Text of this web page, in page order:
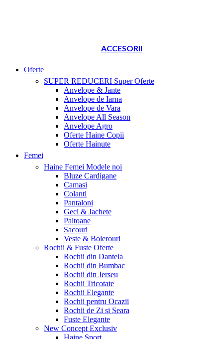
ACCESORII
Oferte
SUPER REDUCERI Super Oferte
Anvelope & Jante
Anvelope de Iarna
Anvelope de Vara
Anvelope All Season
Anvelope Agro
Oferte Haine Copii
Oferte Hainute
Femei
Haine Femei Modele noi
Bluze Cardigane
Camasi
Colanti
Pantaloni
Geci & Jachete
Paltoane
Sacouri
Veste & Bolerouri
Rochii & Fuste Oferte
Rochii din Dantela
Rochii din Bumbac
Rochii din Jerseu
Rochii Tricotate
Rochii Elegante
Rochii pentru Ocazii
Rochii de Zi si Seara
Fuste Elegante
New Concept Exclusiv
Haine Sport